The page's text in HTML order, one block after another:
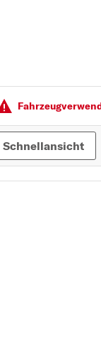
Schnellansicht